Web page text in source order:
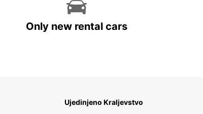
Only new rental cars
Ujedinjeno Kraljevstvo